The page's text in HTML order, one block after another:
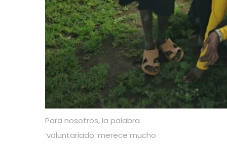
Para nosotros, la palabra
‘voluntariado’ merece mucho